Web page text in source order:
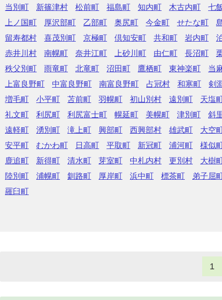
当別町 新篠津村 松前町 福島町 知内町 木古内町
七
上ノ国町
厚沢部町 乙部町 奥尻町 今金町 せたな町
留寿都村
喜茂別町 京極町 倶知安町 共和町 岩内町
赤井川村
南幌町 奈井江町 上砂川町 由仁町 長沼町
秩父別町
雨竜町 北竜町 沼田町 鷹栖町 東神楽町
当
上富良野町
中富良野町 南富良野町 占冠村 和寒町
剣
増毛町
小平町 苫前町 羽幌町 初山別村 遠別町
天塩
礼文町
利尻町 利尻富士町 幌延町 美幌町 津別町
斜
遠軽町
湧別町 滝上町 興部町 西興部村 雄武町
大空
安平町
むかわ町 日高町 平取町 新冠町 浦河町
様似
鹿追町
新得町 清水町 芽室町 中札内村 更別村
大樹
陸別町
浦幌町 釧路町 厚岸町 浜中町 標茶町
弟子屈
羅臼町
1